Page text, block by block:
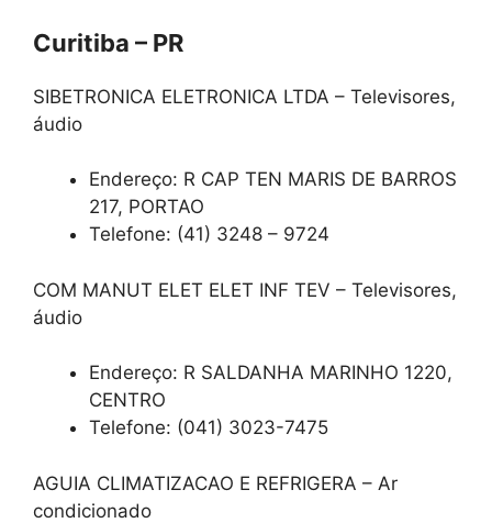
Curitiba – PR
SIBETRONICA ELETRONICA LTDA – Televisores,
áudio
Endereço: R CAP TEN MARIS DE BARROS
217, PORTAO
Telefone: (41) 3248 – 9724
COM MANUT ELET ELET INF TEV – Televisores,
áudio
Endereço: R SALDANHA MARINHO 1220,
CENTRO
Telefone: (041) 3023-7475
AGUIA CLIMATIZACAO E REFRIGERA – Ar
condicionado